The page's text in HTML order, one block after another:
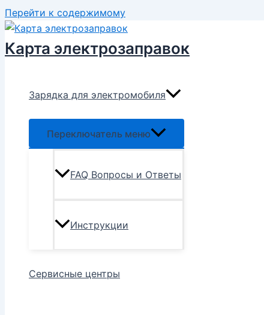
Перейти к содержимому
Карта электрозаправок
Зарядка для электромобиля
Переключатель меню
FAQ Вопросы и Ответы
Инструкции
Сервисные центры